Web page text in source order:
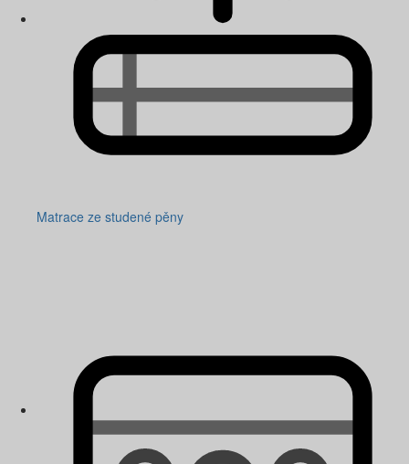
Matrace ze studené pěny